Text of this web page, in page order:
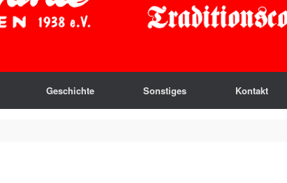
Geschichte Sonstiges Kontakt